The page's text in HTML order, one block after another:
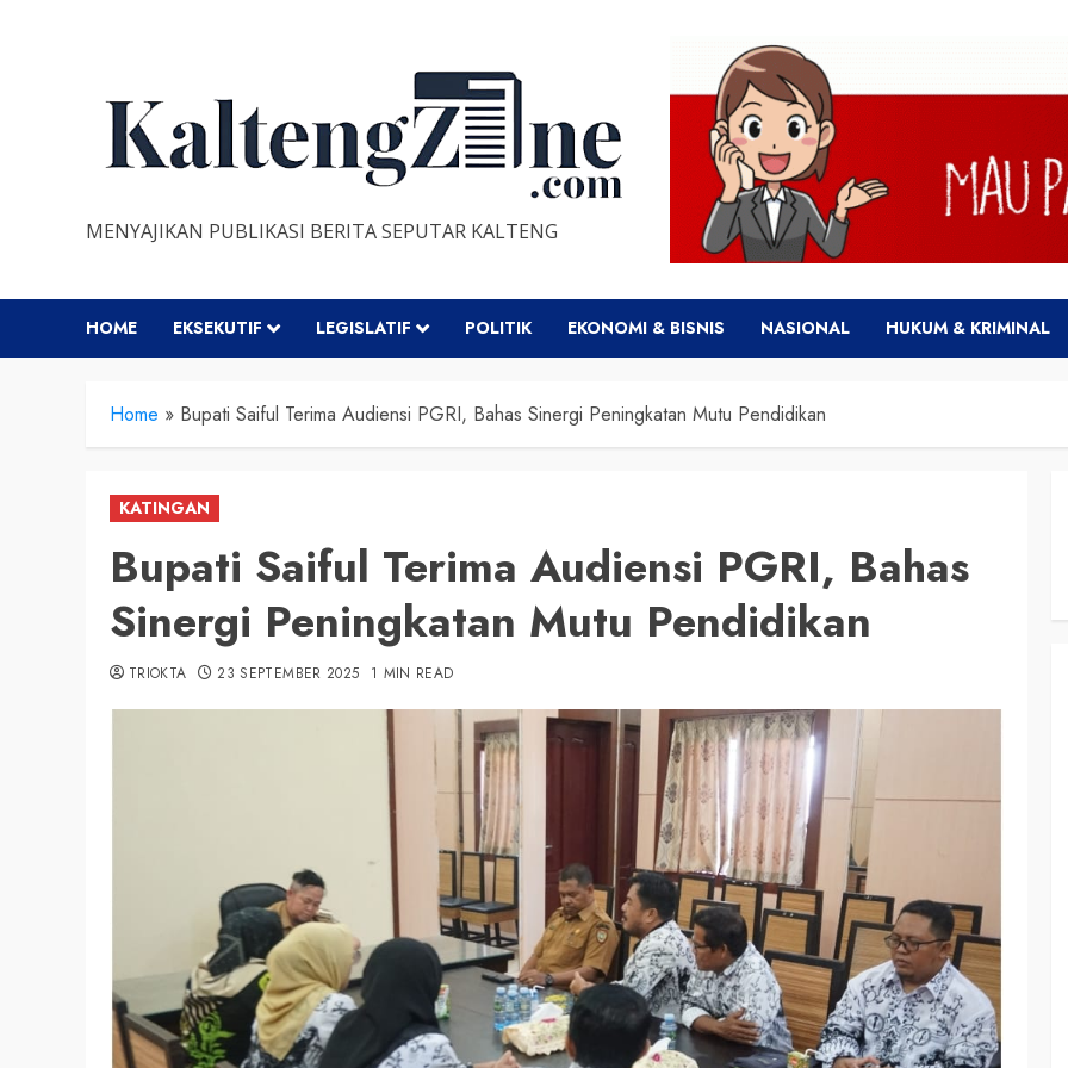
MENYAJIKAN PUBLIKASI BERITA SEPUTAR KALTENG
HOME EKSEKUTIF LEGISLATIF POLITIK EKONOMI & BISNIS NASIONAL HUKUM & KRIMINAL
Home » Bupati Saiful Terima Audiensi PGRI, Bahas Sinergi Peningkatan Mutu Pendidikan
KATINGAN
Bupati Saiful Terima Audiensi PGRI, Bahas
Sinergi Peningkatan Mutu Pendidikan
TRIOKTA 23 SEPTEMBER 2025 1 MIN READ